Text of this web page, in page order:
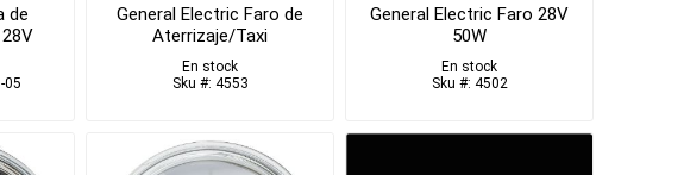
de
05
General Electric Faro de
Aterrizaje/Taxi
En stock
Sku #: 4553
General Electric Faro 28V
50W
En stock
Sku #: 4502